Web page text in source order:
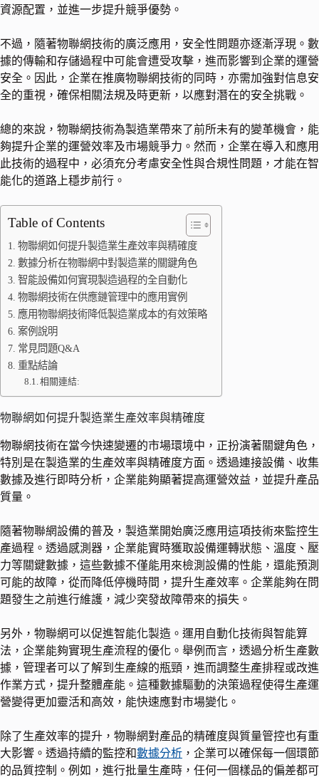
資源配置，並進一步提升競爭優勢。
不過，隨著物聯網技術的廣泛應用，安全性問題亦逐漸浮現。數
據的傳輸和存儲過程中可能會遭受攻擊，進而影響到企業的運營
安全。因此，企業在推廣物聯網技術的同時，亦需加強對信息安
全的重視，確保相關法規及時更新，以應對潛在的安全挑戰。
總的來說，物聯網技術為製造業帶來了前所未有的變革機會，能
夠提升企業的運營效率及市場競爭力。然而，企業在導入和應用
此技術的過程中，必須充分考慮安全性與合規性問題，才能在智
能化的道路上穩步前行。
Table of Contents
物聯網如何提升製造業生產效率與精確度
數據分析在物聯網中對製造業的關鍵角色
智能設備如何實現製造過程的全自動化
物聯網技術在供應鏈管理中的應用實例
應用物聯網技術降低製造業成本的有效策略
案例說明
常見問題Q&A
重點結論
相關連結:
物聯網如何提升製造業生產效率與精確度
物聯網技術在當今快速變遷的市場環境中，正扮演著關鍵角色，
特別是在製造業的生產效率與精確度方面。透過連接設備、收集
數據及進行即時分析，企業能夠顯著提高運營效益，並提升產品
質量。
隨著物聯網設備的普及，製造業開始廣泛應用這項技術來監控生
產過程。透過感測器，企業能實時獲取設備運轉狀態、溫度、壓
力等關鍵數據，這些數據不僅能用來檢測設備的性能，還能預測
可能的故障，從而降低停機時間，提升生產效率。企業能夠在問
題發生之前進行維護，減少突發故障帶來的損失。
另外，物聯網可以促進智能化製造。運用自動化技術與智能算
法，企業能夠實現生產流程的優化。舉例而言，透過分析生產數
據，管理者可以了解到生產線的瓶頸，進而調整生產排程或改進
作業方式，提升整體產能。這種數據驅動的決策過程使得生產運
營變得更加靈活和高效，能快速應對市場變化。
除了生產效率的提升，物聯網對產品的精確度與質量管控也有重
大影響。透過持續的監控和數據分析 ，企業可以確保每一個環節
的品質控制。例如，進行批量生產時，任何一個樣品的偏差都可